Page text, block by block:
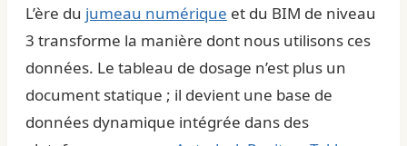
L’ère du jumeau numérique et du BIM de niveau
3 transforme la manière dont nous utilisons ces
données. Le tableau de dosage n’est plus un
document statique ; il devient une base de
données dynamique intégrée dans des